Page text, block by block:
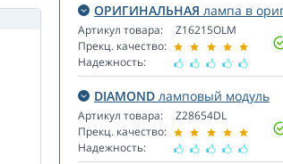
ОРИГИНАЛЬНАЯ лампа в
Артикул товара:
Прекц. качество:
Надежность:
Z16215OLM
DIAMOND ламповый модуль
Артикул товара:
Прекц. качество:
Надежность:
Z28654DL